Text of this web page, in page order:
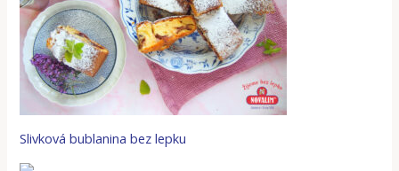
Slivková bublanina bez lepku